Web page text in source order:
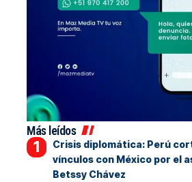
Más leídos
Crisis diplomática: Perú
vínculos con México por el
Betssy Chávez